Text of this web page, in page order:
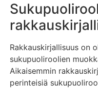
Rakkauskirjallisuus on
sukupuoliroolien
Aikaisemmin
perinteisiä